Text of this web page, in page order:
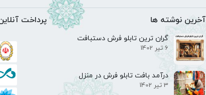
آخرین نوشته ها
گران ترین تابلو فرش دستبافت
6 تیر 1402
درآمد بافت تابلو فرش در منزل
3 تیر 1402
پرداخت